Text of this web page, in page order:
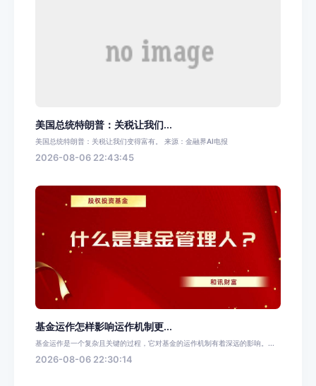
美国总统特朗普：关税让我们...
美国总统特朗普：关税让我们变得富有。 来源：金融界AI电报
2026-08-06 22:43:45
基金运作怎样影响运作机制更...
基金运作是一个复杂且关键的过程，它对基金的运作机制有着深远的影响。...
2026-08-06 22:30:14